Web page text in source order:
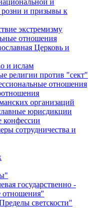
и
розни и призывы к
экстремизму
отношения
Церковь и
и ислам
религии против "сект"
отношения
организаций
юрисдикции
конфессии
сотрудничества и
государственно -
отношения"
светскости"